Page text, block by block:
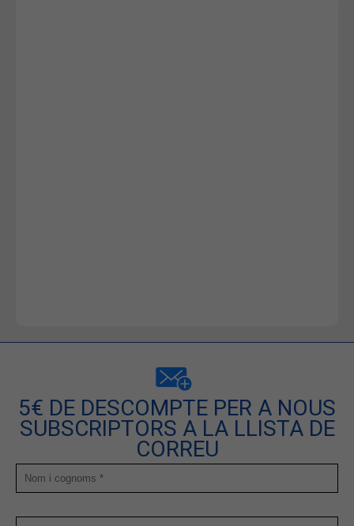
5€ DE DESCOMPTE PER A NOUS
SUBSCRIPTORS A LA LLISTA DE
CORREU